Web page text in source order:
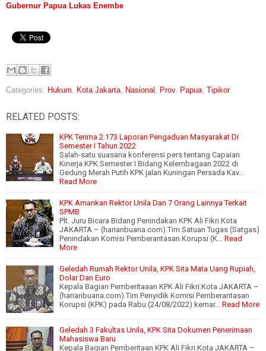
Gubernur Papua Lukas Enembe
Categories: Hukum, Kota Jakarta, Nasional , Prov. Papua, Tipikor
RELATED POSTS:
KPK Terima 2.173 Laporan Pengaduan Masyarakat Di
Semester I Tahun 2022
Salah-satu suasana konferensi pers tentang Capaian
Kinerja KPK Semester I Bidang Kelembagaan 2022 di
Gedung Merah Putih KPK jalan Kuningan Persada Kav…
Read More
KPK Amankan Rektor Unila Dan 7 Orang Lainnya Terkait
SPMB
Plt. Juru Bicara Bidang Penindakan KPK Ali Fikri.Kota
JAKARTA – (harianbuana.com).Tim Satuan Tugas (Satgas)
Penindakan Komisi Pemberantasan Korupsi (K… Read
More
Geledah Rumah Rektor Unila, KPK Sita Mata Uang Rupiah,
Dolar Dan Euro
Kepala Bagian Pemberitaaan KPK Ali Fikri.Kota JAKARTA –
(harianbuana.com).Tim Penyidik Komisi Pemberantasan
Korupsi (KPK) pada Rabu (24/08/2022) kemar… Read More
Geledah 3 Fakultas Unila, KPK Sita Dokumen Penerimaan
Mahasiswa Baru
Kepala Bagian Pemberitaan KPK Ali Fikri.Kota JAKARTA –